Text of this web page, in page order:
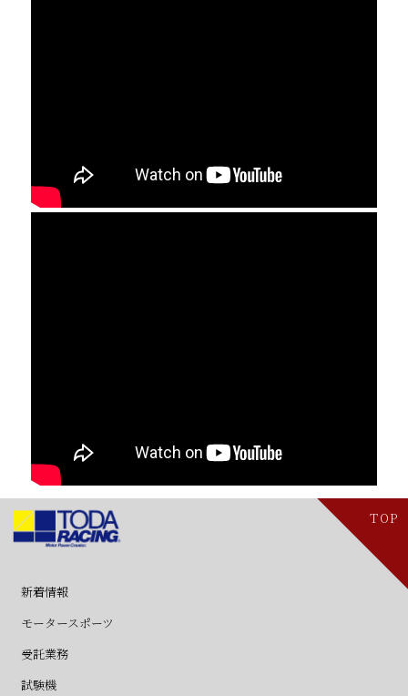
新着情報
・ニュース
・新製品
モータースポーツ
・レース用パーツ
・チューニング加工
・レーシングエンジン
・SFL
・フォーミュラ3
・フォーミュラビート/SFJ
受託業務
・受託業務
・フリースタイルデザイン&CG
・モータ試作開発
・ICAMソフトウェア
・Anaglyph
・Polyworx
・減速機/レーシングギアボックス
試験機
TOP